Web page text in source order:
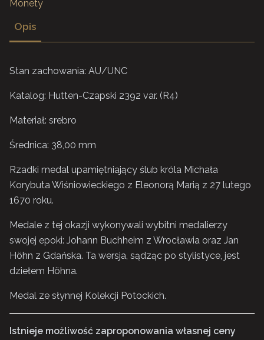
Monety
Opis
Stan zachowania: AU/UNC
Katalog: Hutten-Czapski 2392 var. (R4)
Materiał: srebro
Średnica: 38,00 mm
Rzadki medal upamiętniający ślub króla Michała
Korybuta Wiśniowieckiego z Eleonorą Marią z 27 lutego
1670 roku.
Medale z tej okazji wykonywali wybitni medalierzy
swojej epoki: Johann Buchheim z Wrocławia oraz Jan
Höhn z Gdańska. Ta wersja, sądząc po stylistyce, jest
dziełem Höhna.
Medal ze słynnej Kolekcji Potockich.
Istnieje możliwość zaproponowania własnej ceny